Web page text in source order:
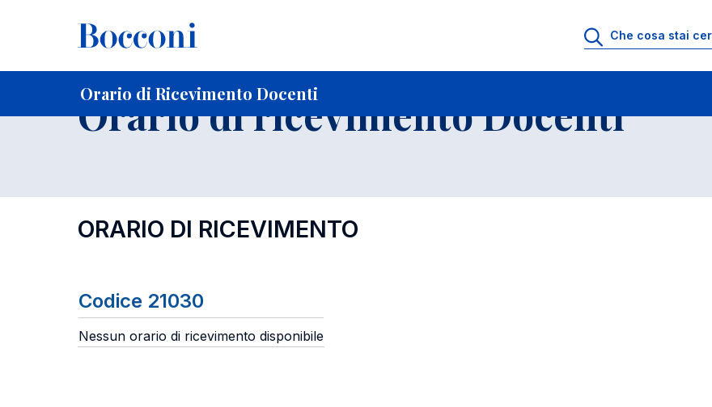
Orario di Ricevimento Docenti
Home Per studenti iscritti Elenco Insegnamenti
Orario di ricevimento Docenti
ORARIO DI RICEVIMENTO
Codice 21030
Nessun orario di ricevimento disponibile